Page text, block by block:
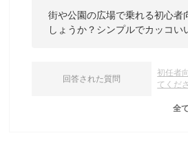
街や公園の広場で乗れる初心
しょうか？シンプルでカッコ
回答された質問
初任者
てくだ
全